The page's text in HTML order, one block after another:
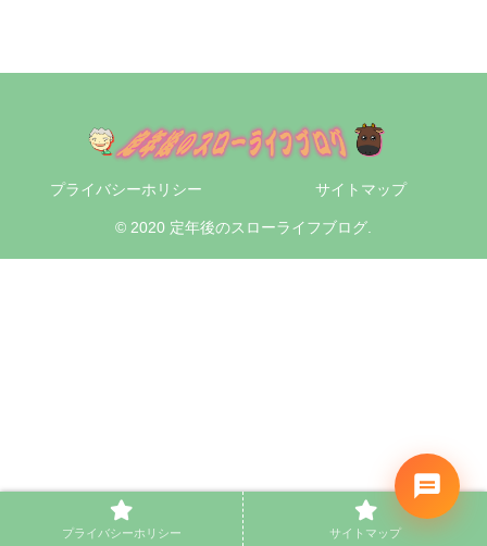
プライバシーホリシー サイトマップ
© 2020 定年後のスローライフブログ.
プライバシーホリシー サイトマップ